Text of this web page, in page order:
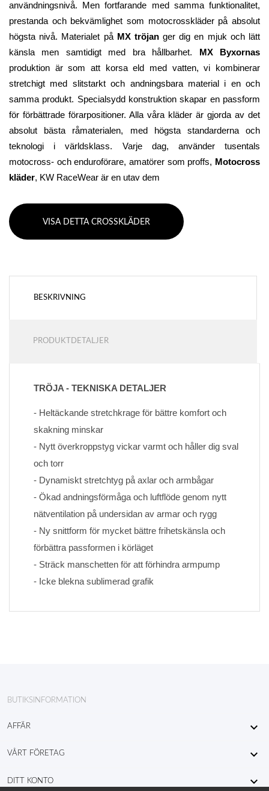
användningsnivå. Men fortfarande med samma funktionalitet,
prestanda och bekvämlighet som motocrosskläder på absolut
högsta nivå. Materialet på MX tröjan ger dig en mjuk och lätt
känsla men samtidigt med bra hållbarhet.
MX Byxornas
produktion är som att korsa eld med vatten, vi kombinerar
stretchigt med slitstarkt och andningsbara material i en och
samma produkt. Specialsydd konstruktion skapar en passform
för förbättrade förarpositioner. Alla våra kläder är gjorda av det
absolut bästa råmaterialen, med högsta standarderna och
teknologi i världsklass. Varje dag, använder tusentals
motocross- och enduroförare, amatörer som proffs, Motocross
kläder, KW RaceWear är en utav dem
VISA DETTA CROSSKLÄDER
BESKRIVNING
PRODUKTDETALJER
TRÖJA - TEKNISKA DETALJER
- Heltäckande stretchkrage för bättre komfort och
skakning minskar
- Nytt överkroppstyg vickar varmt och håller dig sval
och torr
- Dynamiskt stretchtyg på axlar och armbågar
- Ökad andningsförmåga och luftflöde genom nytt
nätventilation på undersidan av armar och rygg
- Ny snittform för mycket bättre frihetskänsla och
förbättra passformen i körläget
- Sträck manschetten för att förhindra armpump
- Icke blekna sublimerad grafik
BUTIKSINFORMATION
AFFÄR 
VÅRT FÖRETAG 
DITT KONTO 